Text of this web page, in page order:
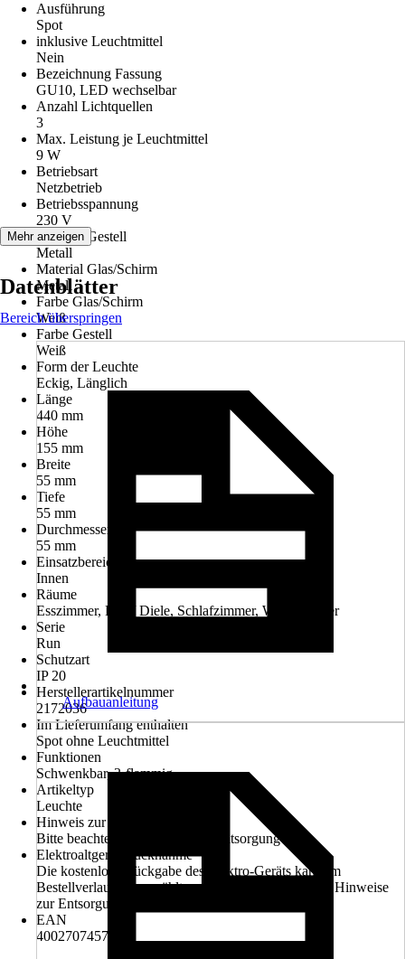
Ausführung
Spot
inklusive Leuchtmittel
Nein
Bezeichnung Fassung
GU10, LED wechselbar
Anzahl Lichtquellen
3
Max. Leistung je Leuchtmittel
9 W
Betriebsart
Netzbetrieb
Betriebsspannung
230 V
Material Gestell
Metall
Material Glas/Schirm
Metall
Farbe Glas/Schirm
Weiß
Farbe Gestell
Weiß
Form der Leuchte
Eckig, Länglich
Länge
440 mm
Höhe
155 mm
Breite
55 mm
Tiefe
55 mm
Durchmesser
55 mm
Einsatzbereich
Innen
Räume
Esszimmer, Flur / Diele, Schlafzimmer, Wohnzimmer
Serie
Run
Schutzart
IP 20
Herstellerartikelnummer
2172036
Im Lieferumfang enthalten
Spot ohne Leuchtmittel
Funktionen
Schwenkbar, 3-flammig
Artikeltyp
Leuchte
Hinweis zur Entsorgung
Bitte beachte die Hinweise zur Entsorgung
Elektroaltgerät-Rücknahme
Die kostenlose Rückgabe des Elektro-Geräts kann im
Bestellverlauf ausgewählt werden. Bitte beachte die Hinweise
zur Entsorgung.
EAN
4002707457794
Mehr anzeigen
Datenblätter
Bereich überspringen
Aufbauanleitung